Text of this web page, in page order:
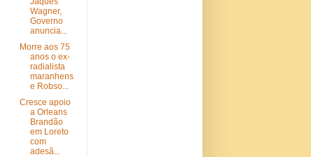
Wagner,
Governo
anuncia...
Morre aos 75
anos o ex-
radialista
maranhens
e Robso...
Cresce apoio
a Orleans
Brandão
em Loreto
com
adesã...